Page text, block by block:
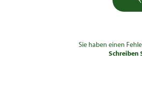
Sie haben einen
Schreiben